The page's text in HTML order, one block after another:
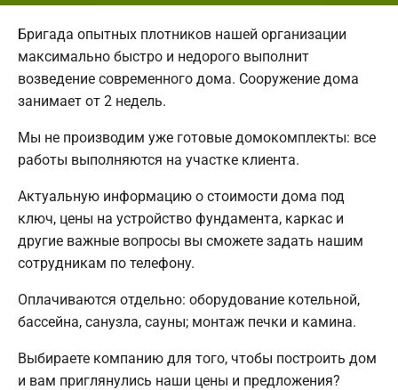
Бригада опытных плотников нашей организации
максимально быстро и недорого выполнит
возведение современного дома. Сооружение дома
занимает от 2 недель.
Мы не производим уже готовые домокомплекты: все
работы выполняются на участке клиента.
Актуальную информацию о стоимости дома под
ключ, цены на устройство фундамента, каркас и
другие важные вопросы вы сможете задать нашим
сотрудникам по телефону.
Оплачиваются отдельно: оборудование котельной,
бассейна, санузла, сауны; монтаж печки и камина.
Выбираете компанию для того, чтобы построить дом
и вам приглянулись наши цены и предложения?